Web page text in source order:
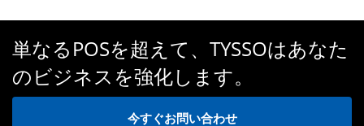
単なるPOSを超えて、TYSSOはあなた
のビジネスを強化します。
今すぐお問い合わせ